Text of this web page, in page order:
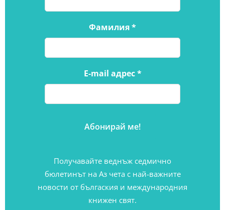
Фамилия*
E-mail адрес*
Получавайте веднъж седмично
бюлетинът на Аз чета с най-важните
новости от бългаския и международния
книжен свят.